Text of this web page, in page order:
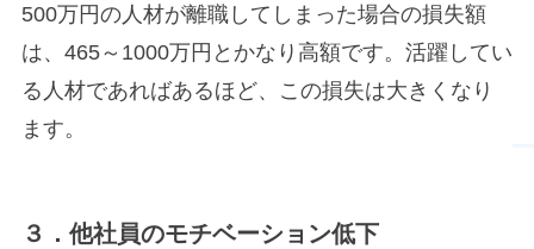
500万円の人材が離職してしまった場合の損失額
は、465～1000万円とかなり高額です。活躍してい
る人材であればあるほど、この損失は大きくなり
ます。
３．他社員のモチベーション低下